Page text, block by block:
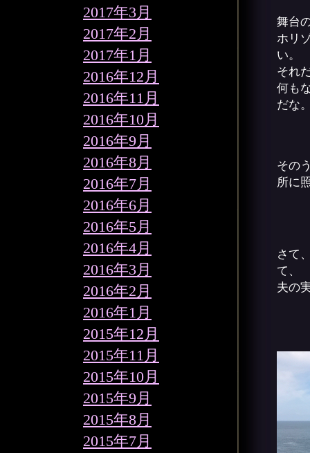
2017年3月
2017年2月
2017年1月
2016年12月
2016年11月
2016年10月
2016年9月
2016年8月
2016年7月
2016年6月
2016年5月
2016年4月
2016年3月
2016年2月
2016年1月
2015年12月
2015年11月
2015年10月
2015年9月
2015年8月
2015年7月
舞台
ホリ
い。
それ
何も
だな
その
所に
さて
て、
夫の